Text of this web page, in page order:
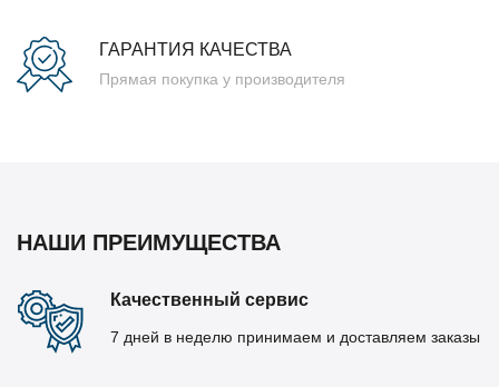
ГАРАНТИЯ КАЧЕСТВА
Прямая покупка у производителя
НАШИ ПРЕИМУЩЕСТВА
Качественный сервис
7 дней в неделю принимаем и доставляем заказы